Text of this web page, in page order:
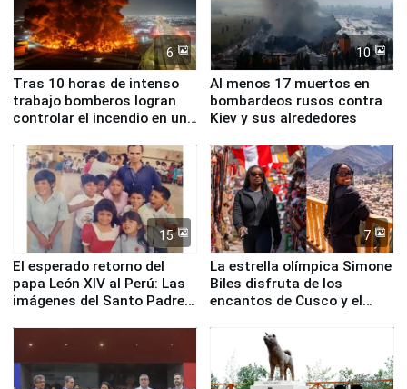
6
Tras 10 horas de intenso
trabajo bomberos logran
controlar el incendio en una
de Chile
10
Al menos 17 muertos en
bombardeos rusos contra
Kiev y sus alrededores
15
El esperado retorno del
papa León XIV al Perú: Las
imágenes del Santo Padre
7
La estrella olímpica Simone
Biles disfruta de los
encantos de Cusco y el